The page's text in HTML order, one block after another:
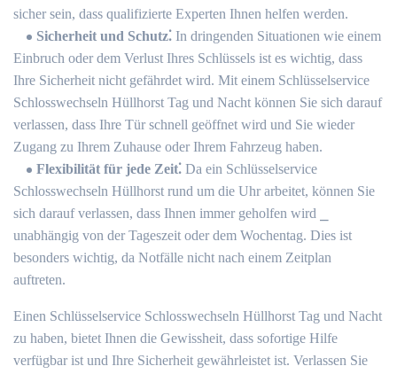
sicher sein, dass qualifizierte Experten Ihnen helfen werden.​
Sicherheit und Schutz⁚ In dringenden Situationen wie einem
Einbruch oder dem Verlust Ihres Schlüssels ist es wichtig, dass
Ihre Sicherheit nicht gefährdet wird.​ Mit einem Schlüsselservice
Schlosswechseln Hüllhorst Tag und Nacht können Sie sich darauf
verlassen, dass Ihre Tür schnell geöffnet wird und Sie wieder
Zugang zu Ihrem Zuhause oder Ihrem Fahrzeug haben.​
Flexibilität für jede Zeit⁚ Da ein Schlüsselservice
Schlosswechseln Hüllhorst rund um die Uhr arbeitet, können Sie
sich darauf verlassen, dass Ihnen immer geholfen wird ⎯
unabhängig von der Tageszeit oder dem Wochentag.​ Dies ist
besonders wichtig, da Notfälle nicht nach einem Zeitplan
auftreten.
Einen Schlüsselservice Schlosswechseln Hüllhorst Tag und Nacht
zu haben, bietet Ihnen die Gewissheit, dass sofortige Hilfe
verfügbar ist und Ihre Sicherheit gewährleistet ist.​ Verlassen Sie